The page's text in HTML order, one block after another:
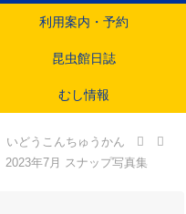
利用案内・予約
昆虫館日誌
むし情報
いどうこんちゅうかん
年7月 スナップ写真集